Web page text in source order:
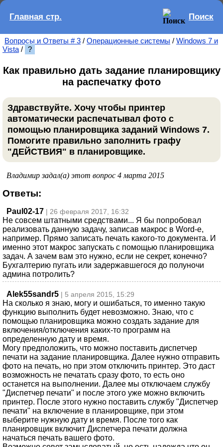
Главная стр. Поиск
Вопросы и Ответы # 3 / Операционные системы / Windows 7 и
Vista / ?
Как правильно дать задание планировщику
на распечатку фото
Здравствуйте. Хочу чтобы принтер
автоматически распечатывал фото с
помощью планировщика заданий Windows 7.
Помогите правильно заполнить графу
"ДЕЙСТВИЯ" в планировщике.
Владимир задал(а) этот вопрос 4 марта 2015
Ответы:
Paul02-17 | 26 февраля 2017, 16:32
Не совсем штатными средствами... Я бы попробовал
реализовать данную задачу, записав макрос в Word-е,
например. Прямо записать печать какого-то документа. И
именно этот макрос запускать с помощью планировщика
задач. А зачем вам это нужно, если не секрет, конечно?
Бухгалтерию пугать или задержавшегося до полуночи
админа потролить?
Alek55sandr5 | 5 апреля 2015, 15:29
На сколько я знаю, могу и ошибаться, то именно такую
функцию выполнить будет невозможно. Знаю, что с
помощью планировщика можно создать задание для
включения/отключения каких-то программ на
определенную дату и время.
Могу предположить, что можно поставить диспетчер
печати на задание планировщика. Далее нужно отправить
фото на печать, но при этом отключить принтер. Это даст
возможность не печатать сразу фото, то есть оно
останется на выполнении. Далее мы отключаем службу
"Диспетчер печати" и после этого уже можно включить
принтер. После этого нужно поставить службу "Диспетчер
печати" на включение в планировщике, при этом
выберите нужную дату и время. После того как
планировщик включит Диспетчера печати должна
начаться печать вашего фото.